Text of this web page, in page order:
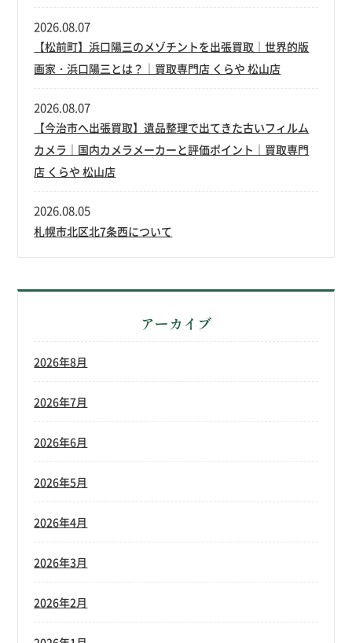
【松前町】浜口陽三のメゾチントを出張買取｜世界的版
画家・浜口陽三とは？｜買取専門店 くらや 松山店
2026.08.07
【今治市へ出張買取】遺品整理で出てきた古いフィルム
カメラ｜国内カメラメーカーと評価ポイント｜買取専門
店 くらや 松山店
2026.08.07
札幌市北区北7条西について
2026.08.05
アーカイブ
2026年8月
2026年7月
2026年6月
2026年5月
2026年4月
2026年3月
2026年2月